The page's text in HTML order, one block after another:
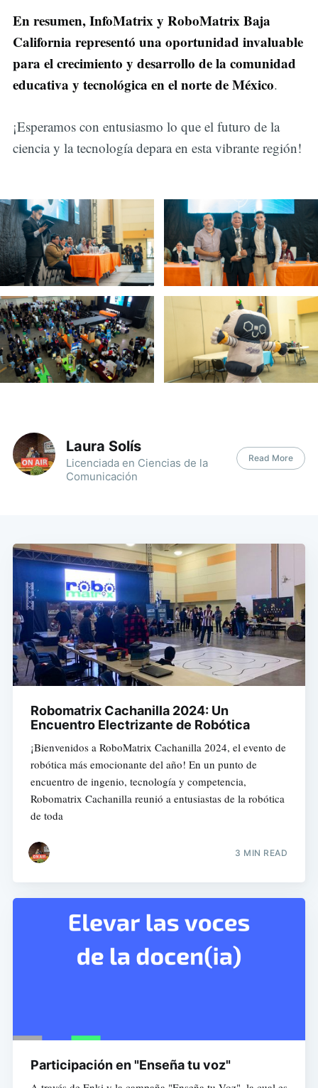
En resumen, InfoMatrix y RoboMatrix Baja
California representó una oportunidad invaluable
para el crecimiento y desarrollo de la comunidad
educativa y tecnológica en el norte de México.
¡Esperamos con entusiasmo lo que el futuro de la
ciencia y la tecnología depara en esta vibrante región!
Laura Solís
Licenciada en Ciencias de la
Comunicación
Read More
Robomatrix Cachanilla 2024: Un
Encuentro Electrizante de Robótica
¡Bienvenidos a RoboMatrix Cachanilla 2024, el evento de
robótica más emocionante del año! En un punto de
encuentro de ingenio, tecnología y competencia,
Robomatrix Cachanilla reunió a entusiastas de la robótica
de toda
3 MIN READ
Participación en "Enseña tu voz"